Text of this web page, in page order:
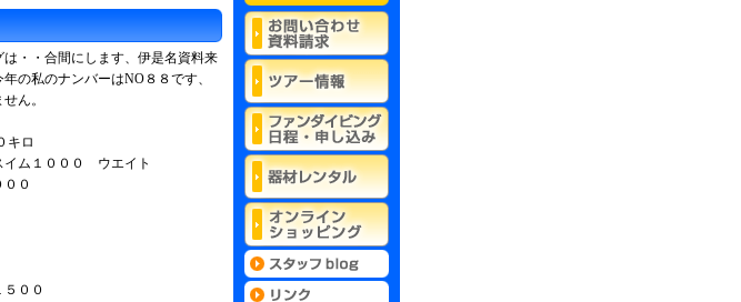
・・合間にします、伊是名資料来
の私のナンバーはNO８８です、
ん。
キロ
ム１０００ ウエイト
０
００